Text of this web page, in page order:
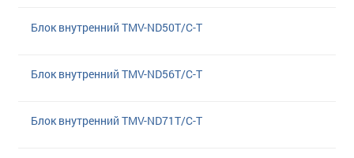
Блок внутренний TMV-ND50T/C-T
Блок внутренний TMV-ND56T/C-T
Блок внутренний TMV-ND71T/C-T